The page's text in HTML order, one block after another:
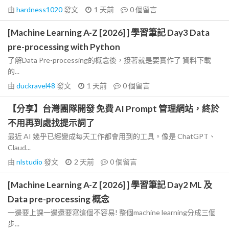
由 hardness1020發文 1 天前 0個留言
[Machine Learning A-Z [2026] ] 學習筆記 Day3 Data
pre-processing with Python
了解Data Pre-processing的概念後，接著就是要實作了 資料下載
的...
由 duckravel48 發文 1 天前 0個留言
【分享】台灣團隊開發 免費 AI Prompt 管理網站，終於
不用再到處找提示詞了
最近 AI 幾乎已經變成每天工作都會用到的工具。像是 ChatGPT、
Claud...
由 nlstudio 發文 2 天前 0個留言
[Machine Learning A-Z [2026] ] 學習筆記 Day2 ML 及
Data pre-processing 概念
一邊要上課一邊還要寫這個不容易! 整個machine learning分成三個
步...